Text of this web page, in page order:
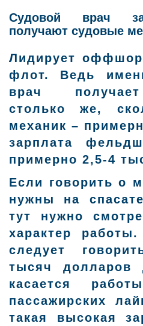
Судовой врач
получают судовые
Лидирует
флот. Ведь
врач
столько же,
механик –
зарплата
примерно 2,5-4
Если говорить о
нужны на
тут нужно
характер
следует
тысяч долларов
касается
пассажирских
такая высокая